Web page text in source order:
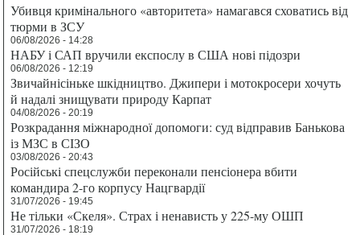
Убивця кримінального «авторитета» намагався сховатись від
тюрми в ЗСУ
06/08/2026 - 14:28
НАБУ і САП вручили експослу в США нові підозри
06/08/2026 - 12:19
Звичайнісіньке шкідництво. Джипери і мотокросери хочуть
й надалі знищувати природу Карпат
04/08/2026 - 20:19
Розкрадання міжнародної допомоги: суд відправив Банькова
із МЗС в СІЗО
03/08/2026 - 20:43
Російські спецслужби переконали пенсіонера вбити
командира 2-го корпусу Нацгвардії
31/07/2026 - 19:45
Не тільки «Скеля». Страх і ненависть у 225-му ОШП
31/07/2026 - 18:19